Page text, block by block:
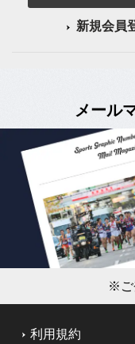
新規会員
メール
※ご
利用規約